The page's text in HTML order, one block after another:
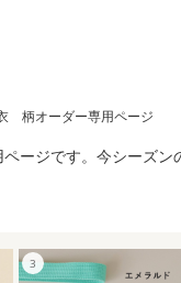
柄オーダー専用ページ
ージです。今シーズン